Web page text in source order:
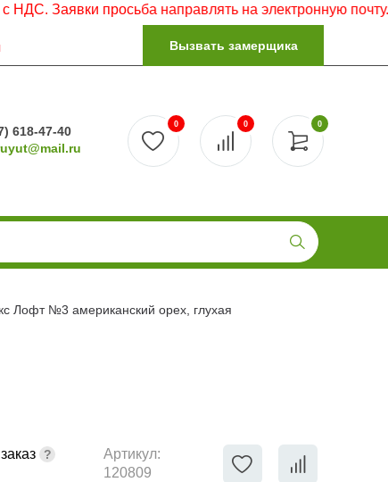
просьба направлять на электронную почту.
Вызвать замерщика
618-47-40
0
0 0
Лофт №3 американский орех, глухая
Артикул:
120809